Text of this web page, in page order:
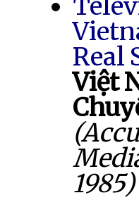
Real
Việt
1985)